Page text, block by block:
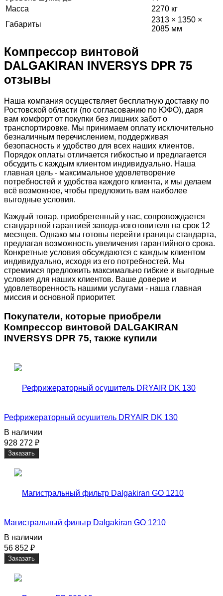
Масса
2270 кг
Габариты
2313 × 1350 ×
2085 мм
Компрессор винтовой
DALGAKIRAN INVERSYS DPR 75
отзывы
Наша компания осуществляет бесплатную доставку по
Ростовской области (по согласованию по ЮФО), даря
вам комфорт от покупки без лишних забот о
транспортировке. Мы принимаем оплату исключительно
безналичным перечислением, поддерживая
безопасность и удобство для всех наших клиентов.
Порядок оплаты отличается гибкостью и предлагается
обсудить с каждым клиентом индивидуально. Наша
главная цель - максимальное удовлетворение
потребностей и удобства каждого клиента, и мы делаем
всё возможное, чтобы предложить вам наиболее
выгодные условия.
Каждый товар, приобретенный у нас, сопровождается
стандартной гарантией завода-изготовителя на срок 12
месяцев. Однако мы готовы перейти границы стандарта,
предлагая возможность увеличения гарантийного срока.
Конкретные условия обсуждаются с каждым клиентом
индивидуально, исходя из его потребностей. Мы
стремимся предложить максимально гибкие и выгодные
условия для наших клиентов. Ваше доверие и
удовлетворенность нашими услугами - наша главная
миссия и основной приоритет.
Покупатели, которые приобрели
Компрессор винтовой DALGAKIRAN
INVERSYS DPR 75, также купили
Рефрижераторный осушитель DRYAIR DK 130
В наличии
928 272 ₽
Заказать
Магистральный фильтр Dalgakiran GO 1210
В наличии
56 852 ₽
Заказать